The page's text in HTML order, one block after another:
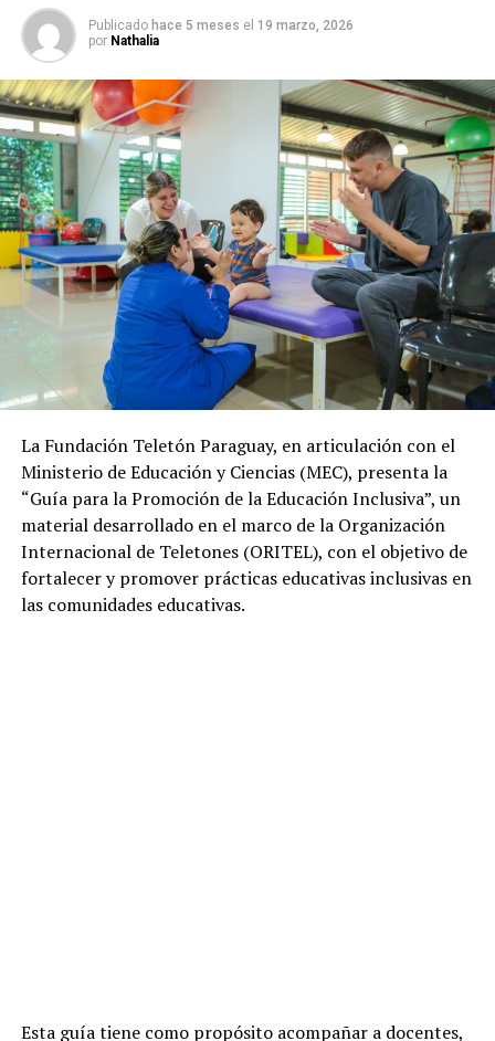
Publicado hace 5 meses el 19 marzo, 2026
por Nathalia
La Fundación Teletón Paraguay, en articulación con el
Ministerio de Educación y Ciencias (MEC), presenta la
“Guía para la Promoción de la Educación Inclusiva”, un
material desarrollado en el marco de la Organización
Internacional de Teletones (ORITEL), con el objetivo de
fortalecer y promover prácticas educativas inclusivas en
las comunidades educativas.
Esta guía tiene como propósito acompañar a docentes,